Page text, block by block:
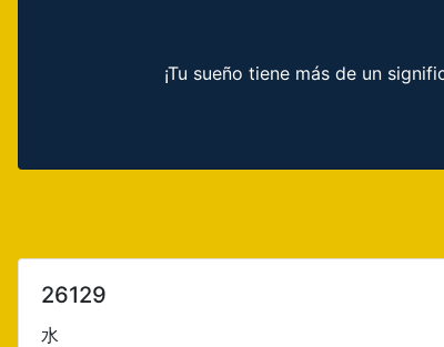
¡Tu sueño tiene más de un
26129
水